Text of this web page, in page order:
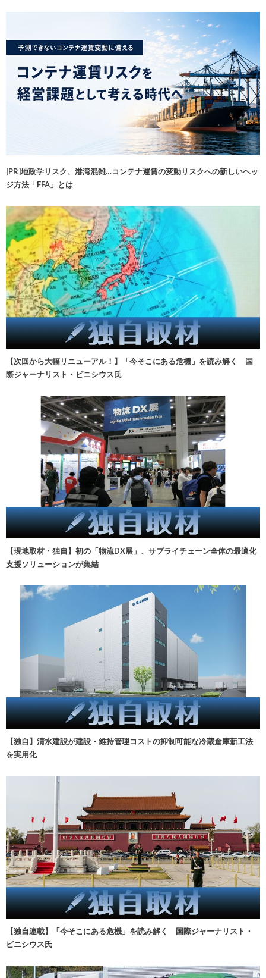
[PR]地政学リスク、港湾混雑…コンテナ運賃の変動リスクへの新しいヘッ
ジ方法「FFA」とは
【次回から大幅リニューアル！】「今そこにある危機」を読み解く 国
際ジャーナリスト・ビニシウス氏
【現地取材・独自】初の「物流DX展」、サプライチェーン全体の最適化
支援ソリューションが集結
【独自】清水建設が建設・維持管理コストの抑制可能な冷蔵倉庫新工法
を実用化
【独自連載】「今そこにある危機」を読み解く 国際ジャーナリスト・
ビニシウス氏